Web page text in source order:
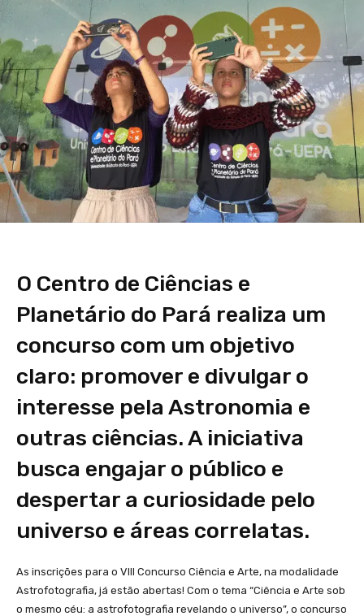
O Centro de Ciências e
Planetário do Pará realiza um
concurso com um objetivo
claro: promover e divulgar o
interesse pela Astronomia e
outras ciências. A iniciativa
busca engajar o público e
despertar a curiosidade pelo
universo e áreas correlatas.
As inscrições para o VIII Concurso Ciência e Arte, na modalidade
Astrofotografia, já estão abertas! Com o tema “Ciência e Arte sob
o mesmo céu: a astrofotografia revelando o universo”, o concurso